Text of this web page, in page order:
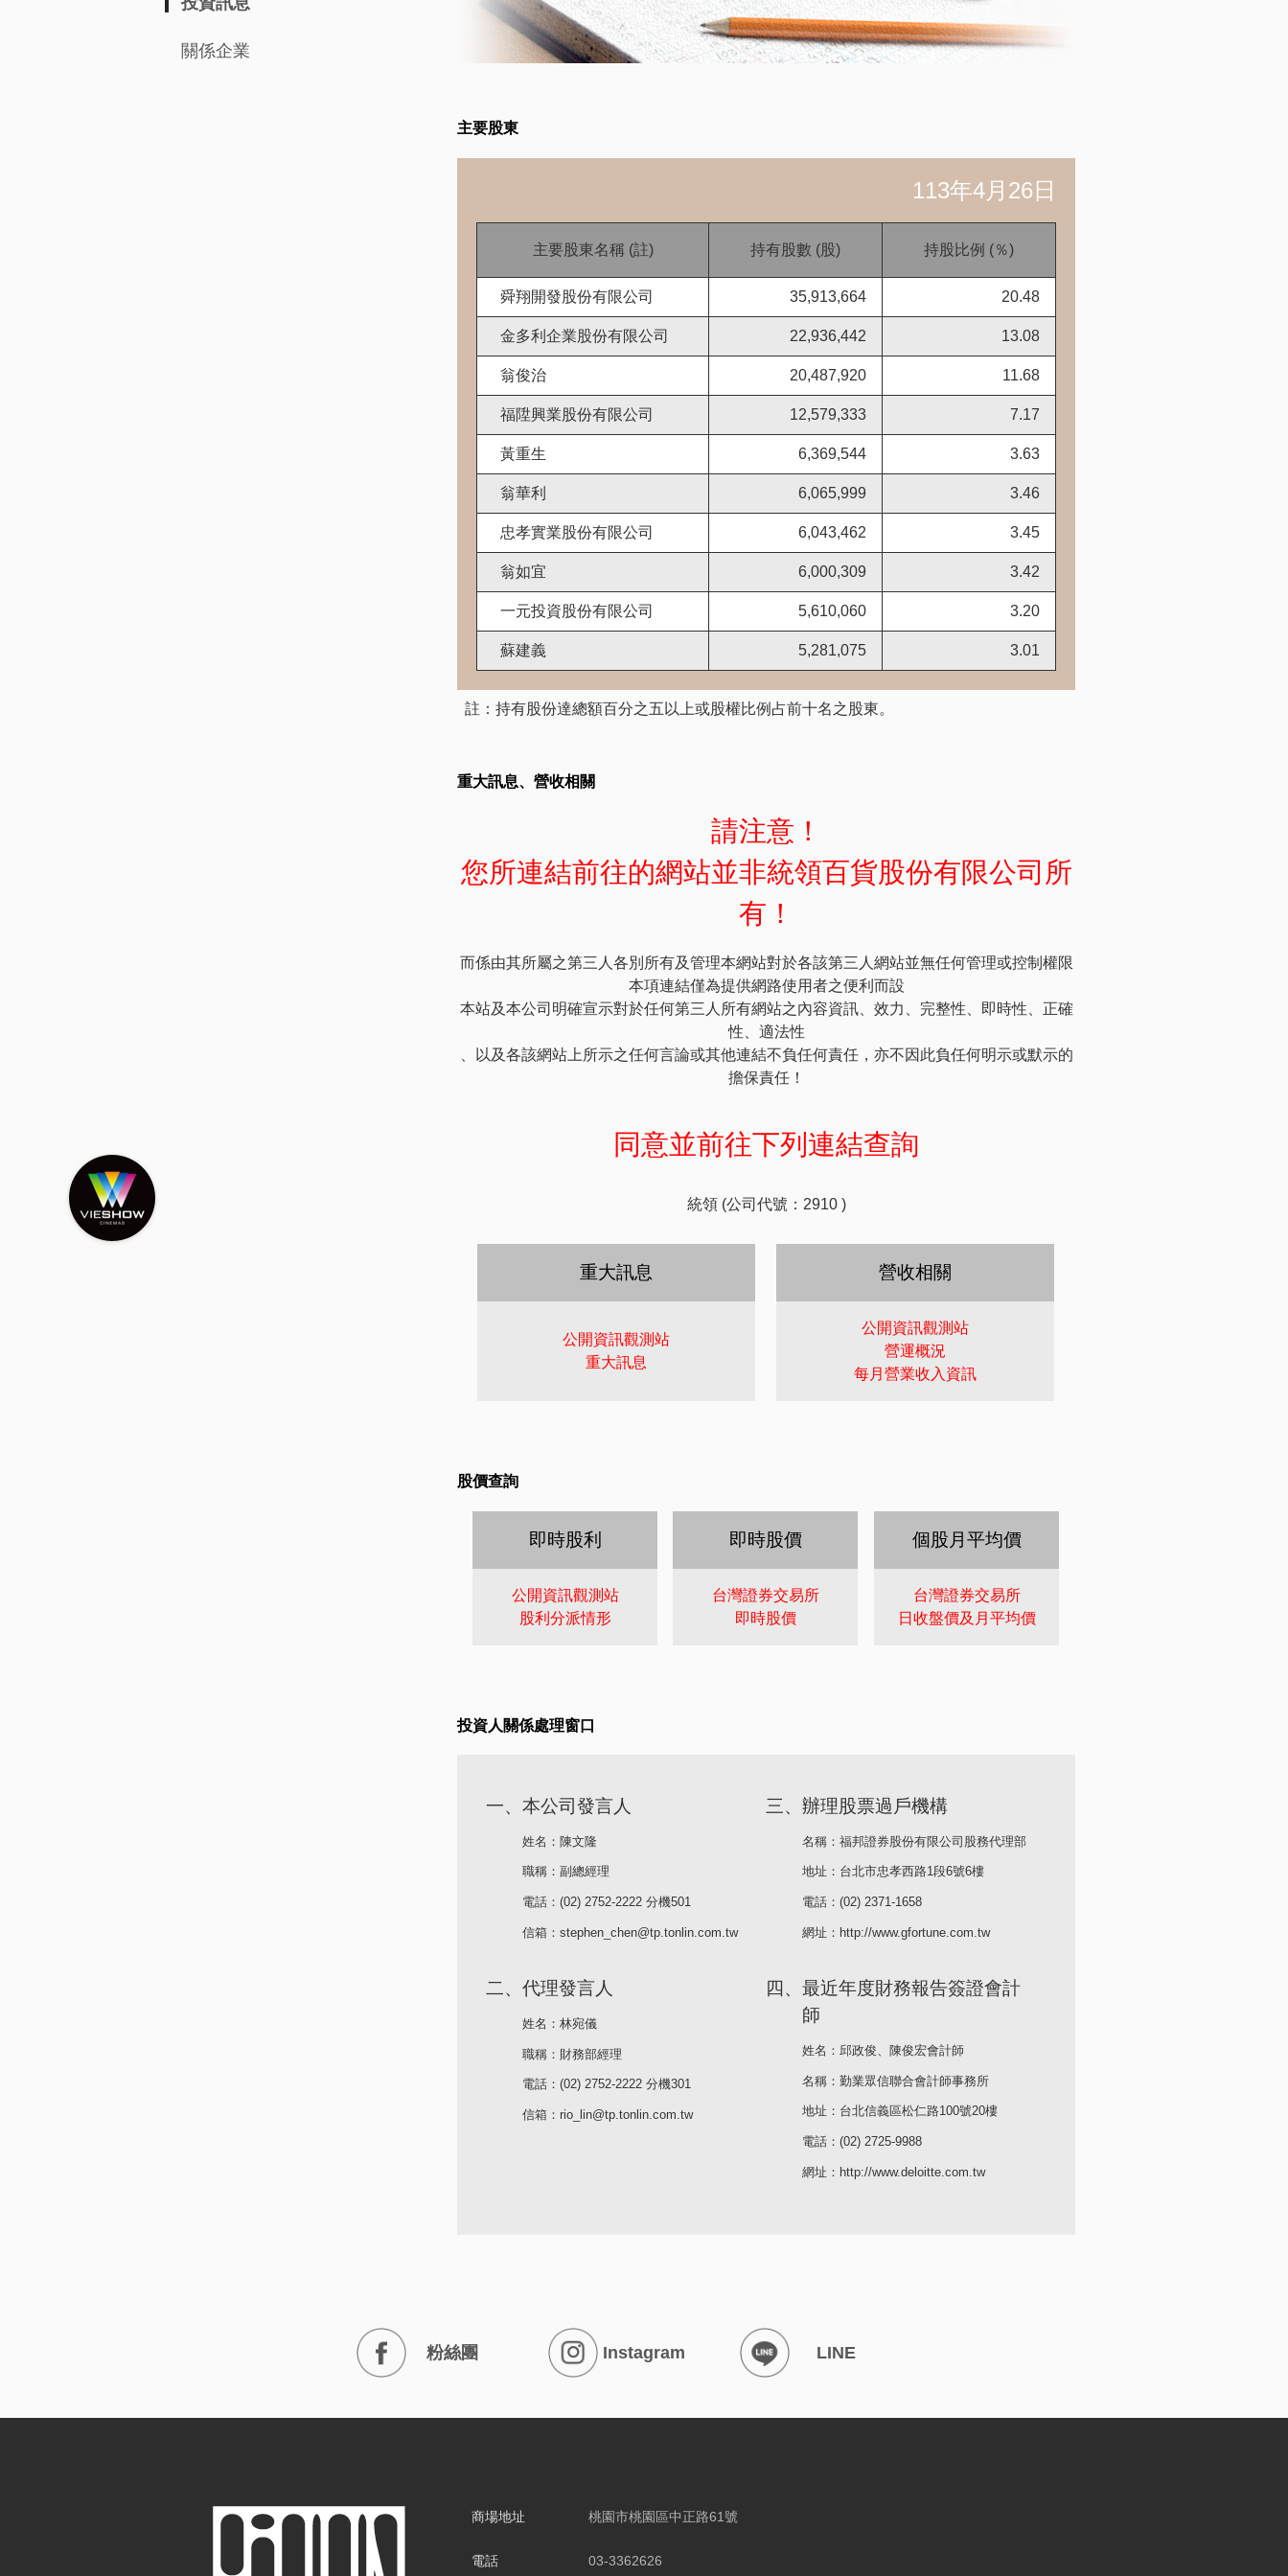
關係企業
主要股東
113年4月26日
主要股東名稱 (註) 持有股數 (股) 持股比例 (％)
舜翔開發股份有限公司 35,913,664 20.48
金多利企業股份有限公司 22,936,442 13.08
翁俊治 20,487,920 11.68
福陞興業股份有限公司 12,579,333 7.17
黃重生 6,369,544 3.63
翁華利 6,065,999 3.46
忠孝實業股份有限公司 6,043,462 3.45
翁如宜 6,000,309 3.42
一元投資股份有限公司 5,610,060 3.20
蘇建義 5,281,075 3.01
註：持有股份達總額百分之五以上或股權比例占前十名之股東。
重大訊息、營收相關
請注意！
您所連結前往的網站並非統領百貨股份有限公司所
有！
而係由其所屬之第三人各別所有及管理本網站對於各該第三人網站並無任何管理或控制權限
本項連結僅為提供網路使用者之便利而設
本站及本公司明確宣示對於任何第三人所有網站之內容資訊、效力、完整性、即時性、正確
性、適法性
、以及各該網站上所示之任何言論或其他連結不負任何責任，亦不因此負任何明示或默示的
擔保責任！
同意並前往下列連結查詢
統領 (公司代號：2910 )
重大訊息 營收相關
公開資訊觀測站
重大訊息
公開資訊觀測站
營運概況
每月營業收入資訊
股價查詢
即時股利 即時股價 個股月平均價
公開資訊觀測站
股利分派情形
台灣證券交易所
即時股價
台灣證券交易所
日收盤價及月平均價
投資人關係處理窗口
一、本公司發言人
姓名：陳文隆
職稱：副總經理
電話：(02) 2752-2222 分機501
信箱：stephen_chen@tp.tonlin.com.tw
二、代理發言人
姓名：林宛儀
職稱：財務部經理
電話：(02) 2752-2222 分機301
信箱：rio_lin@tp.tonlin.com.tw
三、辦理股票過戶機構
名稱：福邦證券股份有限公司股務代理部
地址：台北市忠孝西路1段6號6樓
電話：(02) 2371-1658
網址：http://www.gfortune.com.tw
四、最近年度財務報告簽證會計
師
姓名：邱政俊、陳俊宏會計師
名稱：勤業眾信聯合會計師事務所
地址：台北信義區松仁路100號20樓
電話：(02) 2725-9988
網址： http://www.deloitte.com.tw
粉絲團 Instagram LINE
商場地址
電話
桃園市桃園區中正路61號
03-3362626